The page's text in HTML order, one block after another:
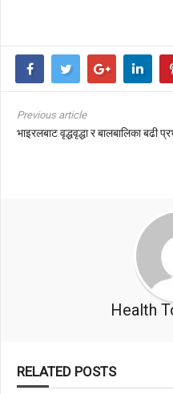
Previous article
भाइरलबाट वृद्धवृद्धा र बालबालिका बढी
Health
RELATED POSTS